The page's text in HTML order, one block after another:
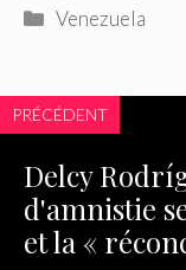
Catégories
Venezuela
PRÉCÉDENT
Delcy
d'amnistie
et la «